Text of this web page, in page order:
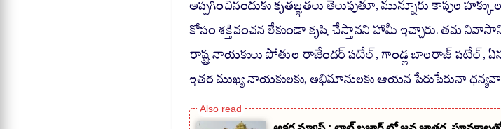
కోసం శక్తివంచన లేకుండా కృషి చేస్తానని హామీ ఇచ్చారు. తమ
రాష్ట్ర నాయకులు పోతుల రాజేందర్ పటేల్, గాండ్ల బాలరాజ్ పటేల్,
ఇతర ముఖ్య నాయకులకు, అభిమానులకు ఆయన పేరుపేరునా